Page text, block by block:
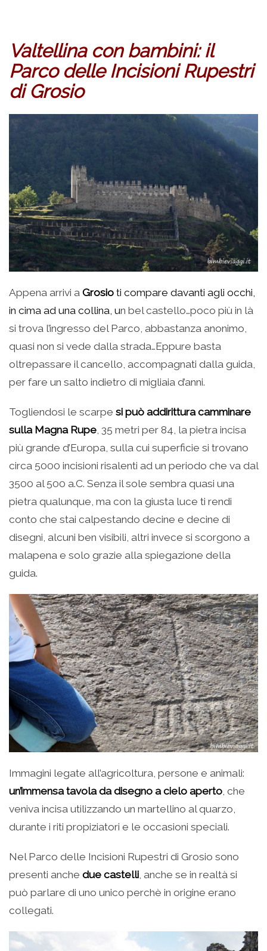
Valtellina con bambini: il
Parco delle Incisioni Rupestri
di Grosio
Appena arrivi a Grosio ti compare davanti agli occhi,
in cima ad una collina, un bel castello…poco più in là
si trova l’ingresso del Parco, abbastanza anonimo,
quasi non si vede dalla strada…Eppure basta
oltrepassare il cancello, accompagnati dalla guida,
per fare un salto indietro di migliaia d’anni.
Togliendosi le scarpe si può addirittura camminare
sulla Magna Rupe, 35 metri per 84, la pietra incisa
più grande d’Europa, sulla cui superficie si trovano
circa 5000 incisioni risalenti ad un periodo che va dal
3500 al 500 a.C. Senza il sole sembra quasi una
pietra qualunque, ma con la giusta luce ti rendi
conto che stai calpestando decine e decine di
disegni, alcuni ben visibili, altri invece si scorgono a
malapena e solo grazie alla spiegazione della
guida.
Immagini legate all’agricoltura, persone e animali:
un’immensa tavola da disegno a cielo aperto , che
veniva incisa utilizzando un martellino al quarzo,
durante i riti propiziatori e le occasioni speciali.
Nel Parco delle Incisioni Rupestri di Grosio sono
presenti anche due castelli , anche se in realtà si
può parlare di uno unico perchè in origine erano
collegati.